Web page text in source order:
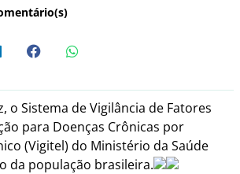
o Sistema de Vigilância de Fatores
para Doenças Crônicas por
(Vigitel) do Ministério da Saúde
da população brasileira.